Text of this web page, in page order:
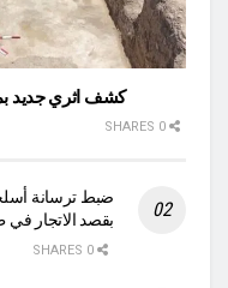
كشف اثري جديد
ضبط ترسانة
بقصد الاتجار في